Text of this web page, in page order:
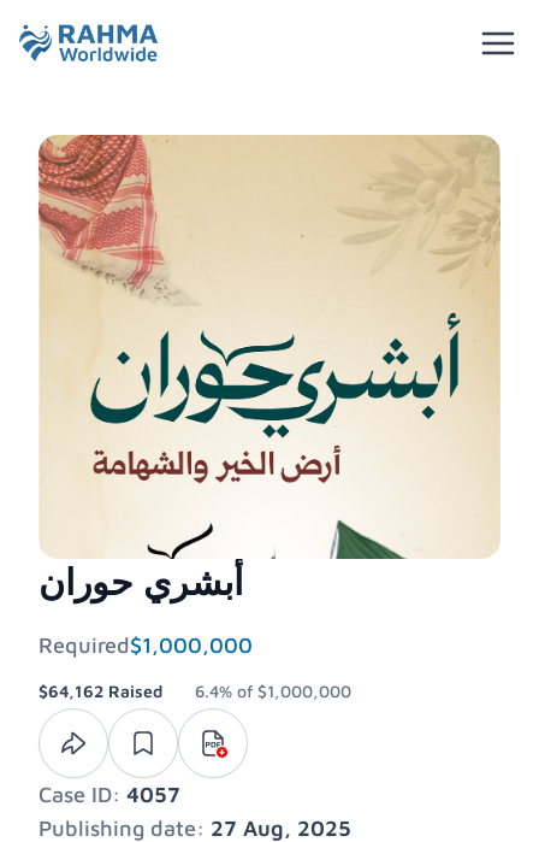
أبشري حوران
Required$1,000,000
$64,162 Raised 6.4% of $1,000,000
Case ID: 4057
Publishing date: 27 Aug, 2025